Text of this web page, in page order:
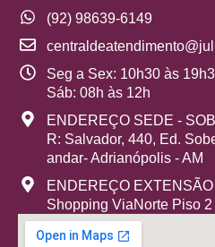
(92) 98639-6149
Seg a Sex: 10h30 às
Sáb: 08h às 12h
ENDEREÇO SEDE -
R: Salvador, 440, Ed.
andar- Adrianópolis - AM
ENDEREÇO
Shopping ViaNorte Piso 2